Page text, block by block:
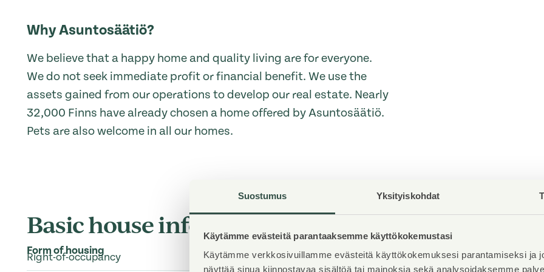
Suostumus Yksityiskohdat
Käytämme evästeitä parantaaksemme käyttökokemustasi
Käytämme verkkosivuillamme evästeitä käyttökokemuksesi parantamiseksi ja
näyttää sinua kiinnostavaa sisältöä tai mainoksia sekä analysoidaksemme
Why Asuntosäätiö?
We believe that a happy home and quality living are for everyone.
We do not seek immediate profit or financial benefit. We use the
assets gained from our operations to develop our real estate. Nearly
32,000 Finns have already chosen a home offered by Asuntosäätiö.
Pets are also welcome in all our homes.
Basic house info
Form of housing
Right-of-occupancy
Elevators
1